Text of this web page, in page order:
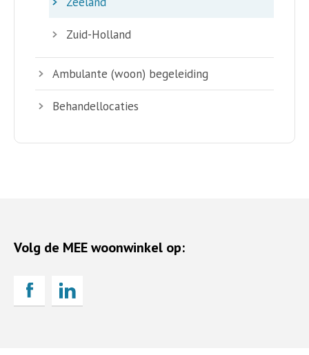
Zuid-Holland
Ambulante (woon) begeleiding
Behandellocaties
Volg de MEE woonwinkel op: